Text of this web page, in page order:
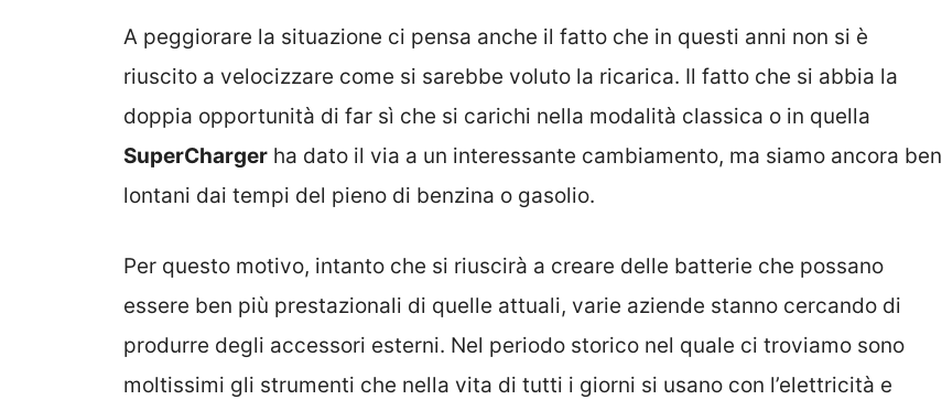
A peggiorare la situazione ci pensa anche il fatto che in questi anni non si è
riuscito a velocizzare come si sarebbe voluto la ricarica. Il fatto che si abbia la
doppia opportunità di far sì che si carichi nella modalità classica o in quella
SuperCharger ha dato il via a un interessante cambiamento, ma siamo ancora ben
lontani dai tempi del pieno di benzina o gasolio.
Per questo motivo, intanto che si riuscirà a creare delle batterie che possano
essere ben più prestazionali di quelle attuali, varie aziende stanno cercando di
produrre degli accessori esterni. Nel periodo storico nel quale ci troviamo sono
moltissimi gli strumenti che nella vita di tutti i giorni si usano con l’elettricità e